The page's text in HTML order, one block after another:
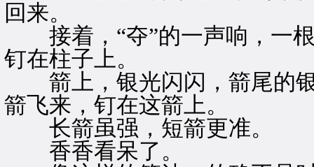
回来。
接着，“夺”的一声响，一根
钉在柱子上。
箭上，银光闪闪，箭尾的银
箭飞来，钉在这箭上。
长箭虽强，短箭更准。
香香看呆了。